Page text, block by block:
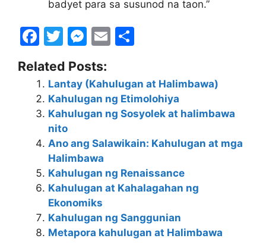
badyet para sa susunod na taon.”
F
c
e
b
o
o
k
T
w
itt
er
M
s
s
e
g
er
E
ai
l
e
Related Posts:
Lantay (Kahulugan at Halimbawa)
Kahulugan ng Etimolohiya
Kahulugan ng Sosyolek at halimbawa
nito
Ano ang Salawikain: Kahulugan at mga
Halimbawa
Kahulugan ng Renaissance
Kahulugan at Kahalagahan ng
Ekonomiks
Kahulugan ng Sanggunian
Metapora kahulugan at Halimbawa